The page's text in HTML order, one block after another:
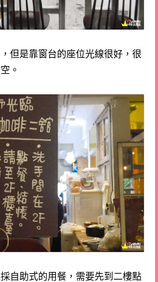
但是靠窗台的座位光線很好，很
。
自助式的用餐，需要先到二樓點